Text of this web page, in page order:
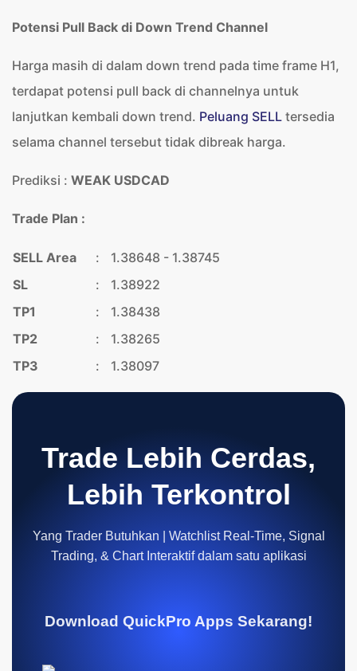
Potensi Pull Back di Down Trend Channel
Harga masih di dalam down trend pada time frame H1,
terdapat potensi pull back di channelnya untuk
lanjutkan kembali down trend. Peluang SELL tersedia
selama channel tersebut tidak dibreak harga.
Prediksi : WEAK USDCAD
Trade Plan :
SELL Area :
1.38648 - 1.38745
SL
:
1.38922
TP1
:
1.38438
TP2
:
1.38265
TP3
: 1.38097
Trade Lebih Cerdas,
Lebih Terkontrol
Yang Trader Butuhkan | Watchlist Real-Time, Signal
Trading, & Chart Interaktif dalam satu aplikasi
Download QuickPro Apps Sekarang!